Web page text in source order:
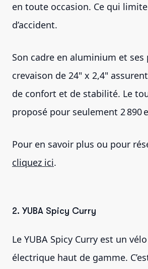
en toute occasion. Ce qui
d’accident.
Son cadre en aluminium et ses
crevaison de 24" x 2,4"
de confort et de stabilité. Le
proposé pour seulement 2 890
Pour en savoir plus ou pour
cliquez ici.
2. YUBA Spicy Curry
Le YUBA Spicy Curry est un
électrique haut de gamme.